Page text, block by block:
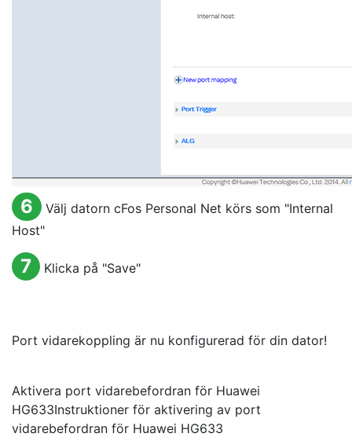
6 Välj datorn cFos Personal Net körs som "Internal
Host"
7 Klicka på "Save"
Port vidarekoppling är nu konfigurerad för din dator!
Aktivera port vidarebefordran för Huawei
HG633Instruktioner för aktivering av port
vidarebefordran för Huawei HG633